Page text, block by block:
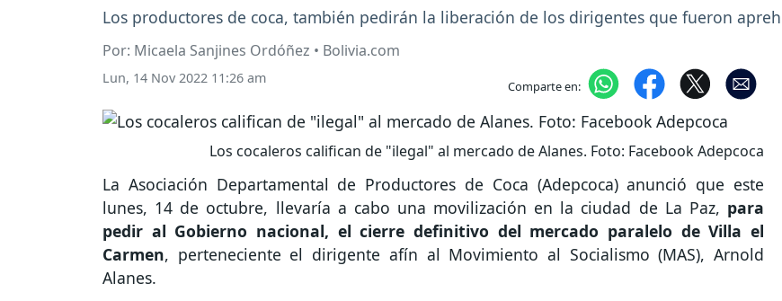
Los productores de coca, también pedirán la liberación de los dirigentes que fueron
Por: Micaela Sanjines Ordóñez • Bolivia.com
Lun, 14 Nov 2022 11:26 am Comparte en:
Los cocaleros califican de "ilegal" al mercado de Alanes. Foto: Facebook Adepcoca
La Asociación Departamental de Productores de Coca (Adepcoca) anunció que este
lunes, 14 de octubre, llevaría a cabo una movilización en la ciudad de La Paz, para
pedir al Gobierno nacional, el cierre definitivo del mercado paralelo de Villa el
Carmen, perteneciente el dirigente afín al Movimiento al Socialismo (MAS), Arnold
Alanes.